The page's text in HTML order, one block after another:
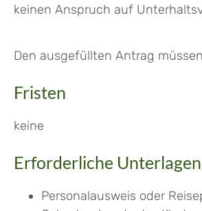
keinen Anspruch auf
Den ausgefüllten Antrag
Fristen
keine
Erforderliche Unterlagen
Personalausweis oder